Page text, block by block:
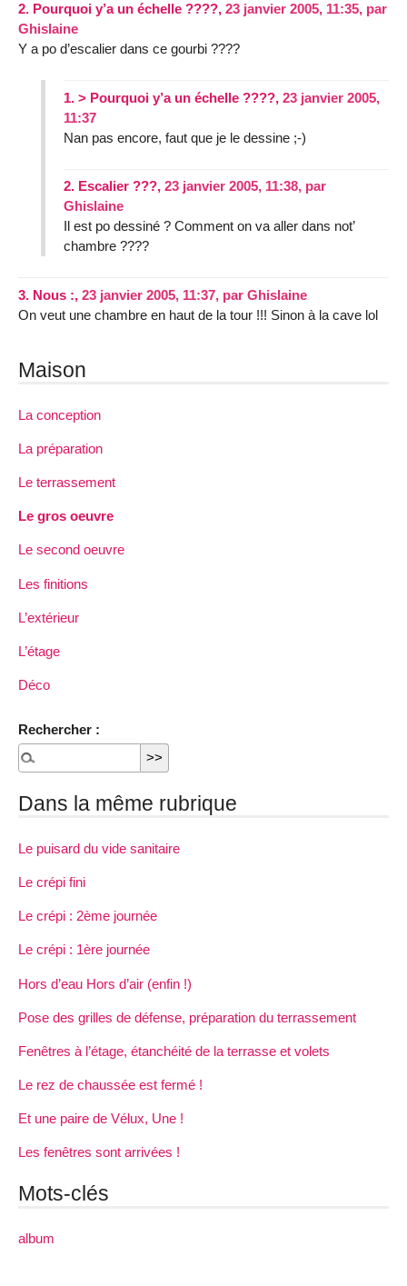
2. Pourquoi y’a un échelle ????, 23 janvier 2005, 11:35, par
Ghislaine
Y a po d’escalier dans ce gourbi ????
1. > Pourquoi y’a un échelle ????, 23 janvier 2005,
11:37
Nan pas encore, faut que je le dessine ;-)
2. Escalier ???, 23 janvier 2005, 11:38, par
Ghislaine
Il est po dessiné ? Comment on va aller dans not’
chambre ????
3. Nous :, 23 janvier 2005, 11:37, par Ghislaine
On veut une chambre en haut de la tour !!! Sinon à la cave lol
Maison
La conception
La préparation
Le terrassement
Le gros oeuvre
Le second oeuvre
Les finitions
L’extérieur
L’étage
Déco
Rechercher :
Dans la même rubrique
Le puisard du vide sanitaire
Le crépi fini
Le crépi : 2ème journée
Le crépi : 1ère journée
Hors d’eau Hors d’air (enfin !)
Pose des grilles de défense, préparation du terrassement
Fenêtres à l’étage, étanchéité de la terrasse et volets
Le rez de chaussée est fermé !
Et une paire de Vélux, Une !
Les fenêtres sont arrivées !
Mots-clés
album